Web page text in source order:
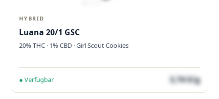
HYBRID
Luana 20/1 GSC
20% THC · 1% CBD · Girl Scout Cookies
● Verfügbar 3,74 €/g